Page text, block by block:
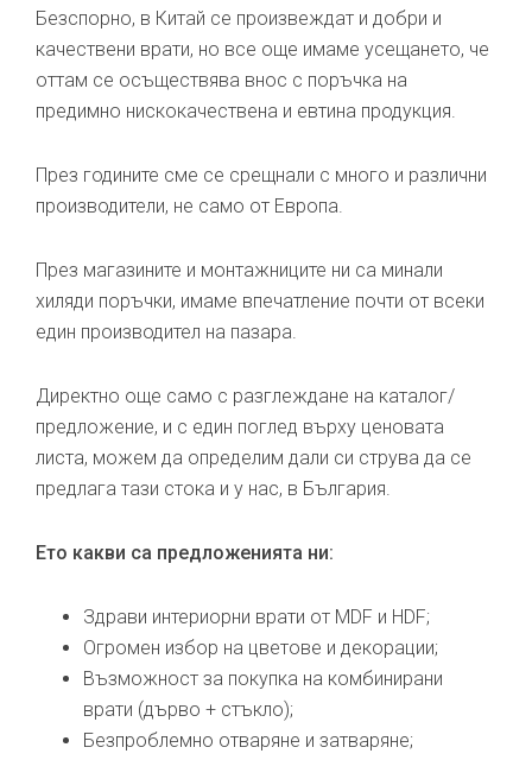
Безспорно, в Китай се произвеждат и добри и
качествени врати, но все още имаме усещането, че
оттам се осъществява внос с поръчка на
предимно нискокачествена и евтина продукция.
През годините сме се срещнали с много и различни
производители, не само от Европа.
През магазините и монтажниците ни са минали
хиляди поръчки, имаме впечатление почти от всеки
един производител на пазара.
Директно още само с разглеждане на каталог/
предложение, и с един поглед върху ценовата
листа, можем да определим дали си струва да се
предлага тази стока и у нас, в България.
Ето какви са предложенията ни:
Здрави интериорни врати от MDF и HDF;
Огромен избор на цветове и декорации;
Възможност за покупка на комбинирани
врати (дърво + стъкло);
Безпроблемно отваряне и затваряне;